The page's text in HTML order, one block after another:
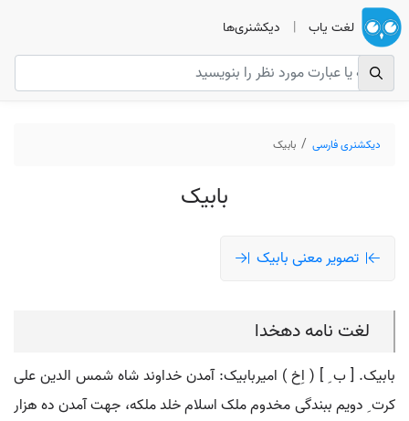
لغت یاب | دیکشنری‌ها
دیکشنری فارسی بابیک
بابیک
تصویر معنی بابیک
لغت نامه دهخدا
بابیک. [ ب ِ ] ( اِخ ) امیربابیک: آمدن خداوند شاه شمس الدین علی
کرت ِ دویم ببندگی مخدوم ملک اسلام خلد ملکه، جهت آمدن ده هزار